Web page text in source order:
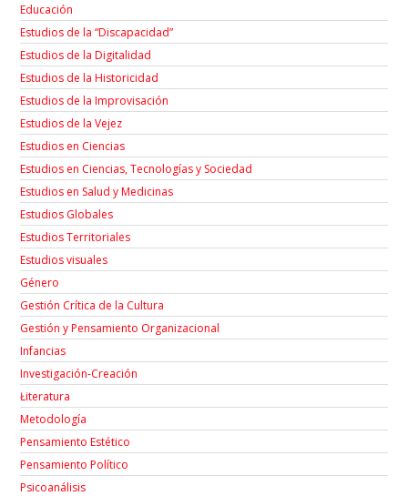
Educación
Estudios de la “Discapacidad”
Estudios de la Digitalidad
Estudios de la Historicidad
Estudios de la Improvisación
Estudios de la Vejez
Estudios en Ciencias
Estudios en Ciencias, Tecnologías y Sociedad
Estudios en Salud y Medicinas
Estudios Globales
Estudios Territoriales
Estudios visuales
Género
Gestión Crítica de la Cultura
Gestión y Pensamiento Organizacional
Infancias
Investigación-Creación
Łiteratura
Metodología
Pensamiento Estético
Pensamiento Político
Psicoanálisis